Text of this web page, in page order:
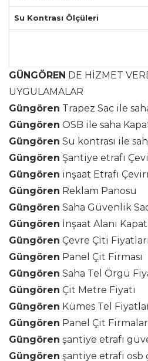
Su Kontrası Ölçüleri
GÜNGÖREN DE HİZMET
UYGULAMALAR
Güngören Trapez Sac ile
Güngören OSB ile saha
Güngören Su kontrası ile
Güngören Şantiye etrafı
Güngören inşaat Etrafı
Güngören Reklam Panosu
Güngören Saha Güvenlik
Güngören İnşaat Alanı
Güngören Çevre Çiti Fiyatları
Güngören Panel Çit Firması
Güngören Saha Tel Örgü
Güngören Çit Metre Fiyatı
Güngören Kümes Tel
Güngören Panel Çit
Güngören şantiye etrafı
Güngören şantiye etrafı